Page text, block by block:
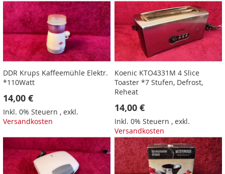
DDR Krups Kaffeemühle Elektr.
*110Watt
14,00 €
Inkl. 0% Steuern , exkl.
Versandkosten
Koenic KTO4331M 4 Slice
Toaster *7 Stufen, Defrost,
Reheat
14,00 €
Inkl. 0% Steuern ,exkl.
Versandkosten